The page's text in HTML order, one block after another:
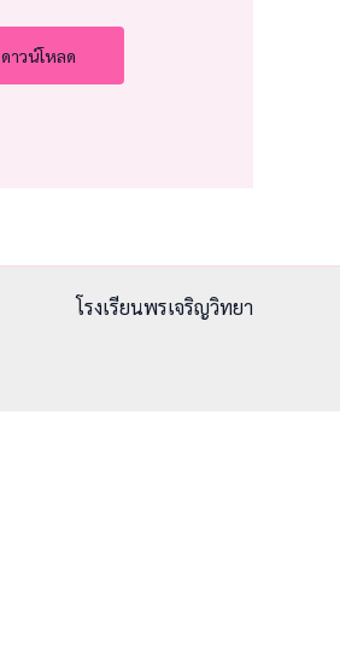
ดาวน์โหลด
โรงเรียนพรเจริญวิทยา